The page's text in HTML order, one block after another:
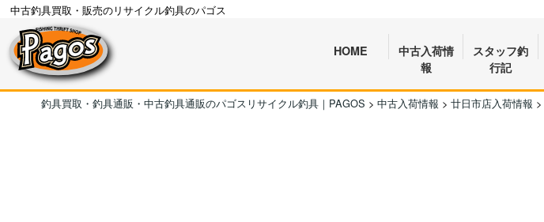
中古釣具買取・販売のリサイクル釣具のパゴス
HOME
中古入荷情
報
スタッフ釣
行記
釣具買取・釣具通販・中古釣具通販のパゴスリサイクル釣具｜PAGOS > 中古入荷情報 > 廿日市店入荷情報 >